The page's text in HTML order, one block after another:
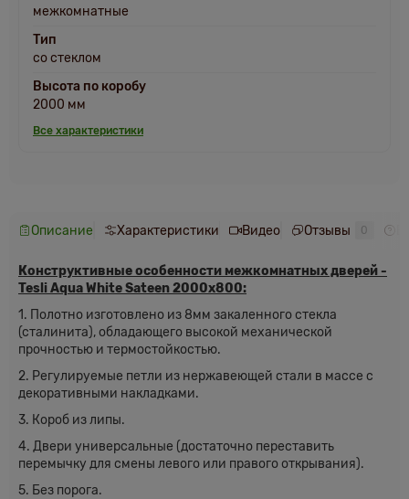
межкомнатные
Тип
со стеклом
Высота по коробу
2000 мм
Все характеристики
Описание Характеристики Видео Отзывы 0
Конструктивные особенности межкомнатных дверей -
Tesli Aqua White Sateen 2000х800:
1. Полотно изготовлено из 8мм закаленного стекла
(сталинита), обладающего высокой механической
прочностью и термостойкостью.
2. Регулируемые петли из нержавеющей стали в массе с
декоративными накладками.
3. Короб из липы.
4. Двери универсальные (достаточно переставить
перемычку для смены левого или правого открывания).
5. Без порога.